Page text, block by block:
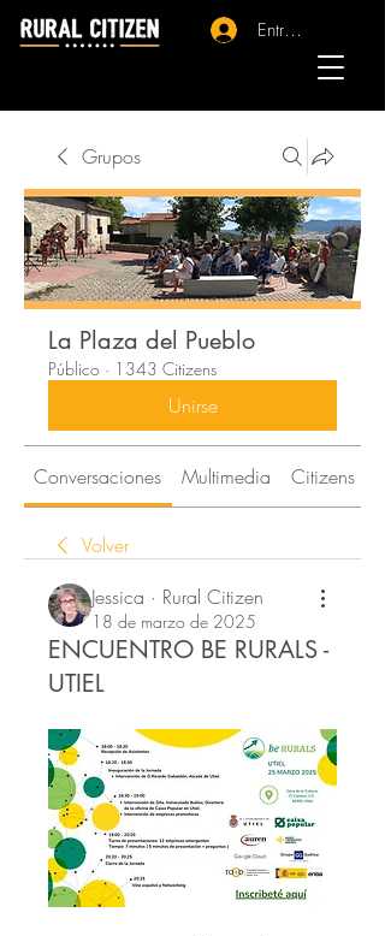
Entrar - Registro
Grupos
La Plaza del Pueblo
Público · 1343 Citizens
Unirse
Conversaciones Multimedia Citizens
Volver
Jessica · Rural Citizen
18 de marzo de 2025
ENCUENTRO BE RURALS -
UTIEL